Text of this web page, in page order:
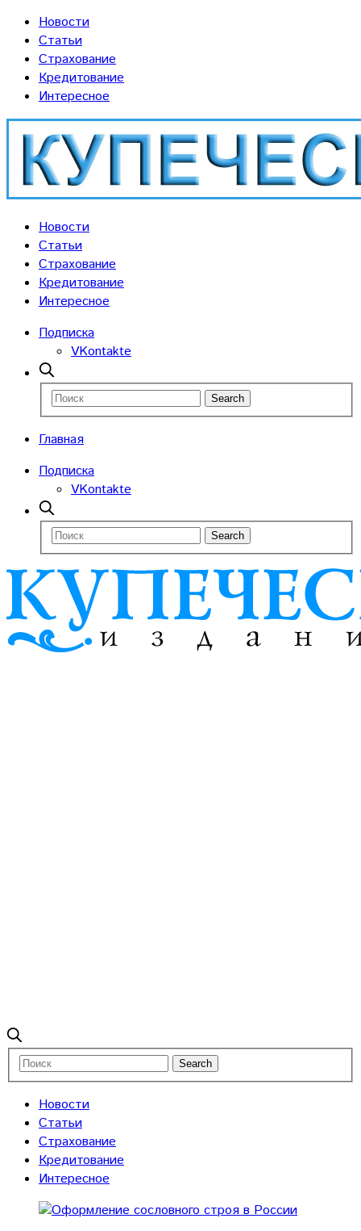
Новости
Статьи
Страхование
Кредитование
Интересное
Новости
Статьи
Страхование
Кредитование
Интересное
Подписка
VKontakte
Главная
Подписка
VKontakte
Новости
Статьи
Страхование
Кредитование
Интересное